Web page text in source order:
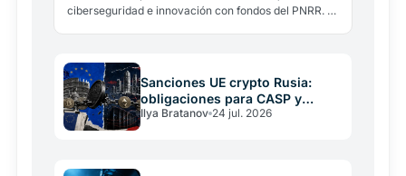
ciberseguridad e innovación con fondos del PNRR. El
Sanciones UE crypto Rusia:
obligaciones para CASP y
operadores
Ilya Bratanov 24 jul. 2026